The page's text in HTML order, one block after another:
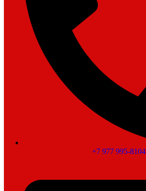
+7 977 995-8104